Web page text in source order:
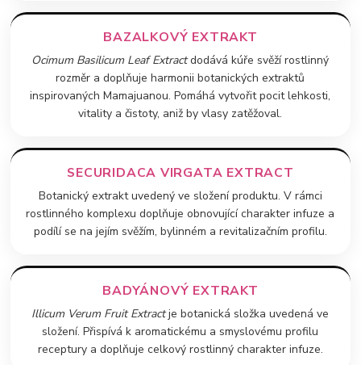
BAZALKOVÝ EXTRAKT
Ocimum Basilicum Leaf Extractdodává kúře svěží rostlinný
rozměr a doplňuje harmonii botanických extraktů
inspirovaných Mamajuanou. Pomáhá vytvořit pocit lehkosti,
vitality a čistoty, aniž by vlasy zatěžoval.
SECURIDACA VIRGATA EXTRACT
Botanický extrakt uvedený ve složení produktu. V rámci
rostlinného komplexu doplňuje obnovující charakter infuze a
podílí se na jejím svěžím, bylinném a revitalizačním profilu.
BADYÁNOVÝ EXTRAKT
Illicum Verum Fruit Extractje botanická složka uvedená ve
složení. Přispívá k aromatickému a smyslovému profilu
receptury a doplňuje celkový rostlinný charakter infuze.